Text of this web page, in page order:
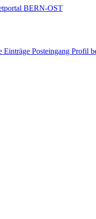
Einträge Posteingang Profil